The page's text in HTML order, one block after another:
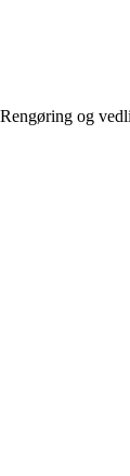
Rengøring og